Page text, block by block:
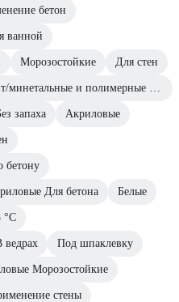
бетон
ванной
Морозостойкие Для стен
запаха Акриловые
бетону
Для бетона Белые
°С
ведрах Под шпаклевку
Морозостойкие
стены